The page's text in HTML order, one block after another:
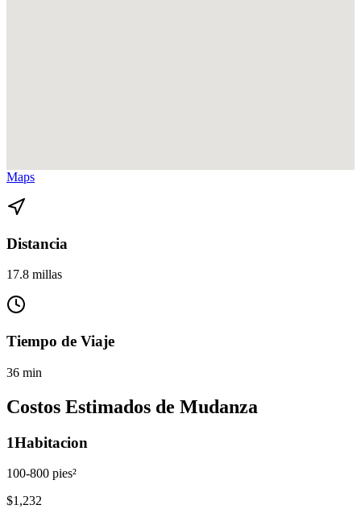
Maps
Distancia
17.8 millas
Tiempo de Viaje
36 min
Costos Estimados de Mudanza
1Habitacion
100-800 pies²
$1,232